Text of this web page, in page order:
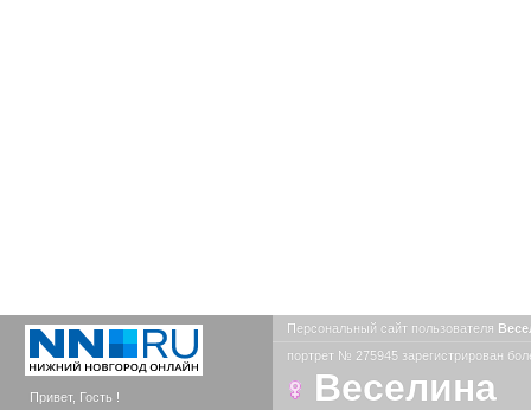
Привет, Гость !
Персональный сайт пользователя
портрет № 275945 зарегистрирован
Веселина